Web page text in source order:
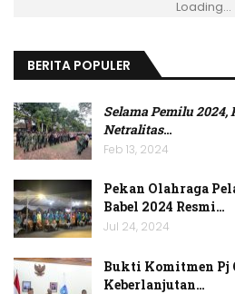
Loading...
BERITA POPULER
Selama Pemilu
Netralitas…
Feb 13, 2024
Pekan Olahraga
Babel 2024 Resmi…
Jul 24, 2024
Bukti Komitmen Pj
Keberlanjutan…